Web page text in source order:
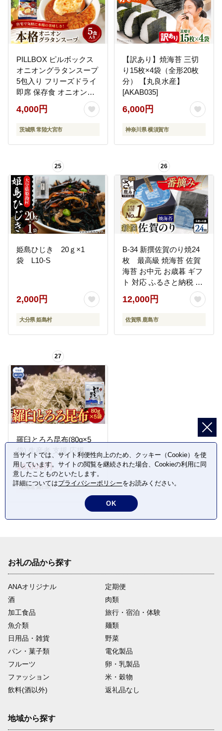
PILLBOX ピルボックス
オニオングラタンスープ
5包入り フリーズドライ
即席 保存食 オニオンス
ープ 玉ねぎスープ イン
スタント タマネギ 玉ね
ぎ 常温保存 5000円以内
クスジャパン株式会社】
4,000円
茨城県 常陸大宮市
【訳あり】焼海苔 三切
り15枚×4袋（全形20枚
分） 【丸良水産】
[AKAB035]
6,000円
神奈川県 横須賀市
25
姫島ひじき 20ｇ×1
袋 L10-S
2,000円
大分県 姫島村
26
B-34 新撰佐賀のり焼24
枚 最高級 焼海苔 佐賀
海苔 お中元 お歳暮 ギフ
ト 対応 ふるさと納税 佐
賀県 鹿島市
12,000円
佐賀県 鹿島市
27
羅臼とろろ昆布(80g×5
袋) 生産者 支援 応援
18,000円
北海道 羅臼町
お礼の品から探す
ANAオリジナル
定期便
酒
肉類
加工食品
旅行・宿泊・体験
魚介類
麺類
日用品・雑貨
野菜
パン・菓子類
電化製品
フルーツ
卵・乳製品
ファッション
米・穀物
飲料(酒以外)
返礼品なし
地域から探す
当サイトでは、サイト利便性向上のため、クッキー（Cookie）を使
用しています。サイトの閲覧を継続された場合、Cookieの利用に同
意したことものといたします。
詳細についてはプライバシーポリシーをお読みください。
OK